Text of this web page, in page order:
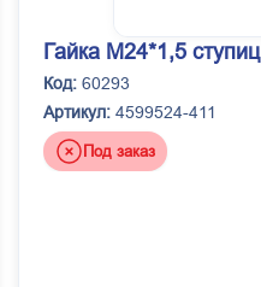
Гайка М24*1,5 ступиц
Код: 60293
Артикул: 4599524-411
Под заказ